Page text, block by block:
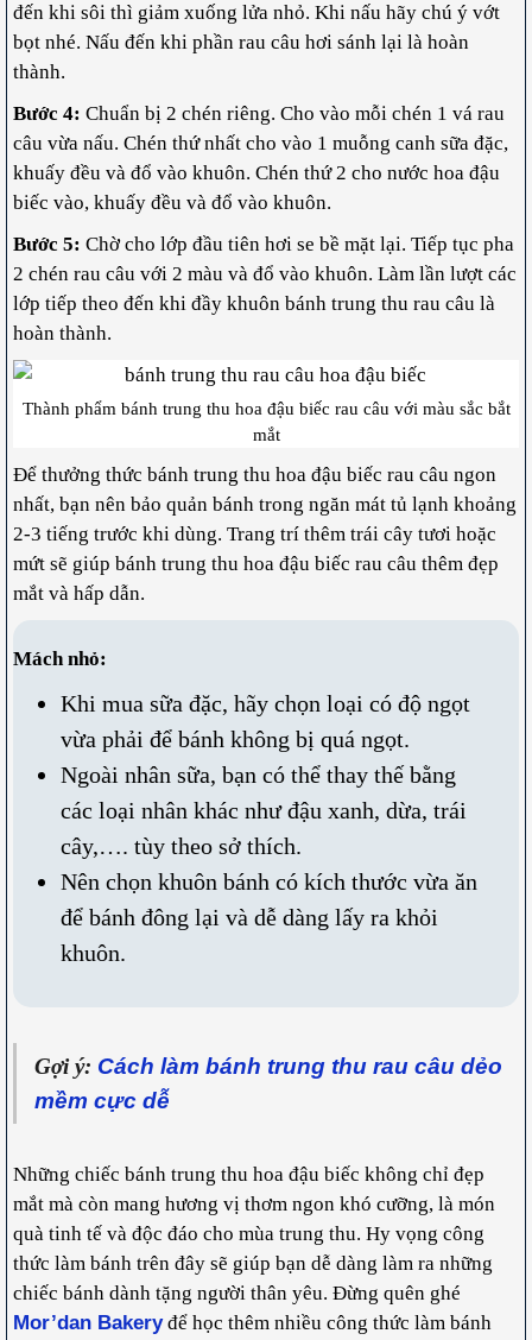
đến khi sôi thì giảm xuống lửa nhỏ. Khi nấu hãy chú ý vớt
bọt nhé. Nấu đến khi phần rau câu hơi sánh lại là hoàn
thành.
Bước 4: Chuẩn bị 2 chén riêng. Cho vào mỗi chén 1 vá rau
câu vừa nấu. Chén thứ nhất cho vào 1 muỗng canh sữa đặc,
khuấy đều và đổ vào khuôn. Chén thứ 2 cho nước hoa đậu
biếc vào, khuấy đều và đổ vào khuôn.
Bước 5: Chờ cho lớp đầu tiên hơi se bề mặt lại. Tiếp tục pha
2 chén rau câu với 2 màu và đổ vào khuôn. Làm lần lượt các
lớp tiếp theo đến khi đầy khuôn bánh trung thu rau câu là
hoàn thành.
Thành phẩm bánh trung thu hoa đậu biếc rau câu với màu sắc bắt
mắt
Để thưởng thức bánh trung thu hoa đậu biếc rau câu ngon
nhất, bạn nên bảo quản bánh trong ngăn mát tủ lạnh khoảng
2-3 tiếng trước khi dùng. Trang trí thêm trái cây tươi hoặc
mứt sẽ giúp bánh trung thu hoa đậu biếc rau câu thêm đẹp
mắt và hấp dẫn.
Mách nhỏ:
Khi mua sữa đặc, hãy chọn loại có độ ngọt
vừa phải để bánh không bị quá ngọt.
Ngoài nhân sữa, bạn có thể thay thế bằng
các loại nhân khác như đậu xanh, dừa, trái
cây,…. tùy theo sở thích.
Nên chọn khuôn bánh có kích thước vừa ăn
để bánh đông lại và dễ dàng lấy ra khỏi
khuôn.
Gợi ý: Cách làm bánh trung thu rau câu dẻo
mềm cực dễ
Những chiếc bánh trung thu hoa đậu biếc không chỉ đẹp
mắt mà còn mang hương vị thơm ngon khó cưỡng, là món
quà tinh tế và độc đáo cho mùa trung thu. Hy vọng công
thức làm bánh trên đây sẽ giúp bạn dễ dàng làm ra những
chiếc bánh dành tặng người thân yêu. Đừng quên ghé
Mor’dan Bakeryđể học thêm nhiều công thức làm bánh